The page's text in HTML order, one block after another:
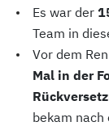
Es war der
Team in
Vor dem
Mal in der
bekam